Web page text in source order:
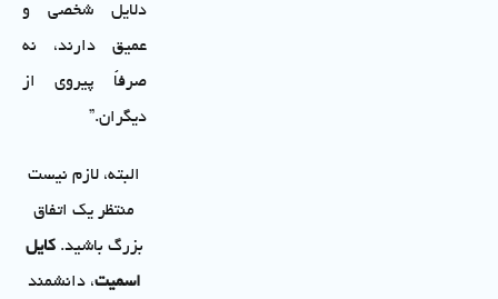
دلایل شخصی و
عمیق دارند، نه
صرفاً پیروی از
دیگران.”
البته، لازم نیست
منتظر یک اتفاق
بزرگ باشید.کایل
اسمیت، دانشمند